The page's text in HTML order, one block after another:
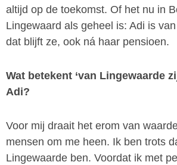
altijd op de toekomst. Of het nu in
Lingewaard als geheel is: Adi is
dat blijft ze, ook ná haar pensioen.
Wat betekent ‘van Lingewaarde
Adi?
Voor mij draait het erom van
mensen om me heen. Ik ben trots
Lingewaarde ben. Voordat ik met